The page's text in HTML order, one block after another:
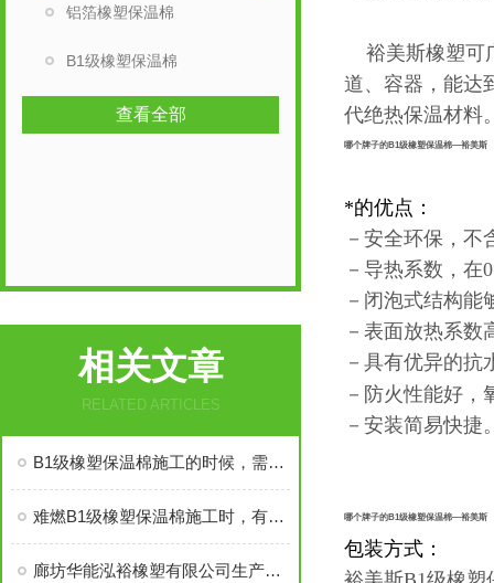
铝箔橡塑保温棉
B1级橡塑保温棉
查看全部
相关文章
RELATED ARTICLES
B1级橡塑保温棉施工的时候，需要注意哪些事项
难燃B1级橡塑保温棉施工时，有些事情得注意
廊坊华能泓裕橡塑有限公司生产的圣裕德B1级橡塑保温棉为什么如此受欢迎？
裕美斯橡塑可
道、容器，能达
代绝热保温材料
哪个牌子的B1级橡塑保温棉—裕美斯
*的优点：
－安全环保，不
－导热系数，在
－闭泡式结构能
－表面放热系数
－具有优异的抗
－防火性能好，
－安装简易快捷
哪个牌子的B1级橡塑保温棉—裕美斯
包装方式：